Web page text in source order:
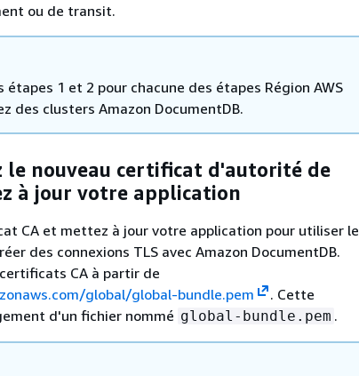
ou de transit.
1 et 2 pour chacune des étapes Région AWS
des clusters Amazon DocumentDB.
le nouveau certificat d'autorité de
à jour votre application
CA et mettez à jour votre application pour utiliser le
des connexions TLS avec Amazon DocumentDB.
CA à partir de
global/global-bundle.pem
. Cette
d'un fichier nommé global-bundle.pem .